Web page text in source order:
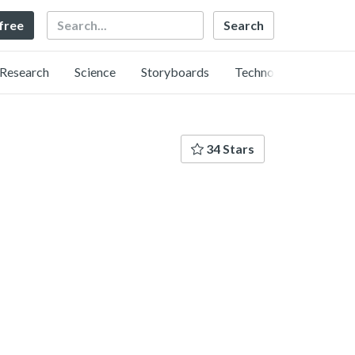
Search
Research Science Storyboards Technology
34 Stars